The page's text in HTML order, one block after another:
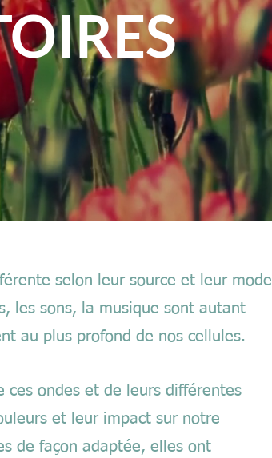
selon leur source et leur mode
les sons, la musique sont autant
au plus profond de nos cellules.
ces ondes et de leurs différentes
et leur impact sur notre
de façon adaptée, elles ont